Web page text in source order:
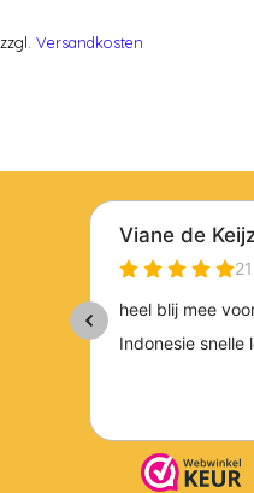
zzgl. Versandkosten